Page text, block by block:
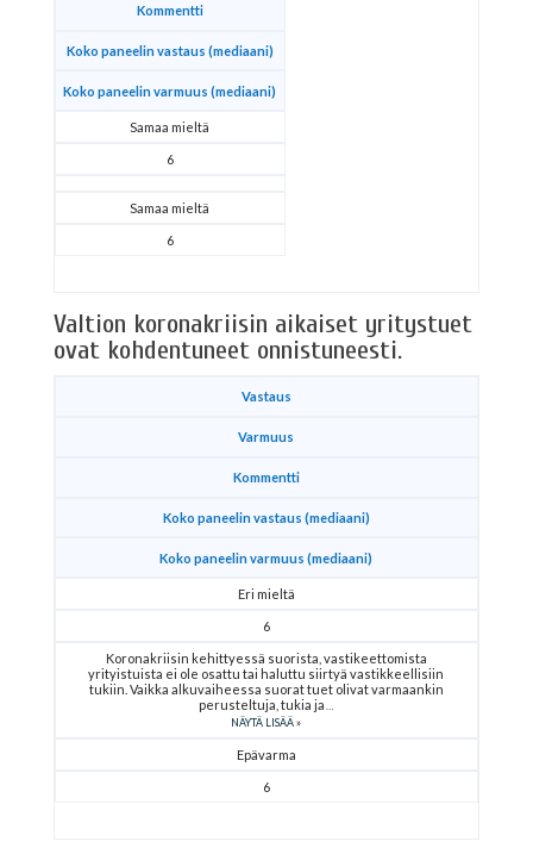
Kommentti
Koko paneelin vastaus (mediaani)
Koko paneelin varmuus (mediaani)
Samaa mieltä
6
Samaa mieltä
6
Valtion koronakriisin aikaiset yritystuet
ovat kohdentuneet onnistuneesti.
Vastaus
Varmuus
Kommentti
Koko paneelin vastaus (mediaani)
Koko paneelin varmuus (mediaani)
Eri mieltä
6
Koronakriisin kehittyessä suorista, vastikeettomista
yrityistuista ei ole osattu tai haluttu siirtyä vastikkeellisiin
tukiin. Vaikka alkuvaiheessa suorat tuet olivat varmaankin
perusteltuja, tukia ja
NÄYTÄ LISÄÄ
Epävarma
6